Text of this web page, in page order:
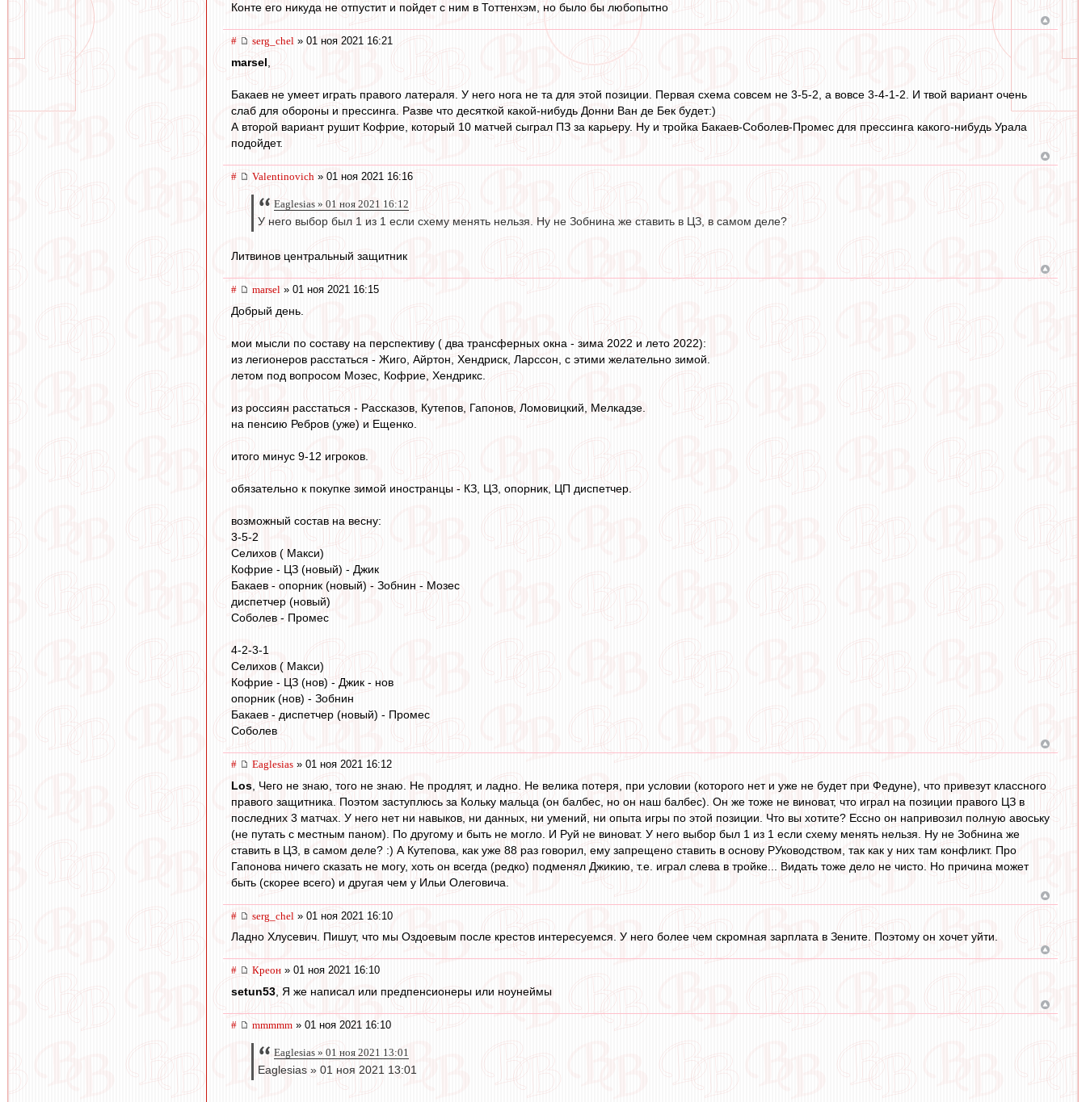
Конте его никуда не отпустит и пойдет с ним в Тоттенхэм, но было бы любопытно
# serg_chel » 01 ноя 2021 16:21
marsel
Бакаев не умеет играть правого латераля. У него нога не та для этой позиции. Первая схема совсем не 3-5-2, а вовсе 3-4-1-2. И твой вариант очень
слаб для обороны и прессинга. Разве что десяткой какой-нибудь Донни Ван де Бек будет:)
А второй вариант рушит Кофрие, который 10 матчей сыграл ПЗ за карьеру. Ну и тройка Бакаев-Соболев-Промес для прессинга какого-нибудь Урала
подойдет.
# Valentinovich » 01 ноя 2021 16:16
Eaglesias » 01 ноя 2021 16:12
У него выбор был 1 из 1 если схему менять нельзя. Ну не Зобнина же ставить в ЦЗ, в самом деле?
Литвинов центральный защитник
# marsel » 01 ноя 2021 16:15
Добрый день.
мои мысли по составу на перспективу ( два трансферных окна - зима 2022 и лето 2022):
из легионеров расстаться - Жиго, Айртон, Хендриск, Ларссон, с этими желательно зимой.
летом под вопросом Мозес, Кофрие, Хендрикс.
из россиян расстаться - Рассказов, Кутепов, Гапонов, Ломовицкий, Мелкадзе.
на пенсию Ребров (уже) и Ещенко.
итого минус 9-12 игроков.
обязательно к покупке зимой иностранцы - КЗ, ЦЗ, опорник, ЦП диспетчер.
возможный состав на весну:
3-5-2
Селихов ( Макси)
Кофрие - ЦЗ (новый) - Джик
Бакаев - опорник (новый) - Зобнин - Мозес
диспетчер (новый)
Соболев - Промес
4-2-3-1
Селихов ( Макси)
Кофрие - ЦЗ (нов) - Джик - нов
опорник (нов) - Зобнин
Бакаев - диспетчер (новый) - Промес
Соболев
# Eaglesias » 01 ноя 2021 16:12
Los , Чего не знаю, того не знаю. Не продлят, и ладно. Не велика потеря, при условии (которого нет и уже не будет при Федуне), что привезут классного
правого защитника. Поэтом заступлюсь за Кольку мальца (он балбес, но он наш балбес). Он же тоже не виноват, что играл на позиции правого ЦЗ в
последних 3 матчах. У него нет ни навыков, ни данных, ни умений, ни опыта игры по этой позиции. Что вы хотите? Ессно он напривозил полную авоську
(не путать с местным паном). По другому и быть не могло. И Руй не виноват. У него выбор был 1 из 1 если схему менять нельзя. Ну не Зобнина же
ставить в ЦЗ, в самом деле? :) А Кутепова, как уже 88 раз говорил, ему запрещено ставить в основу РУководством, так как у них там конфликт. Про
Гапонова ничего сказать не могу, хоть он всегда (редко) подменял Джикию, т.е. играл слева в тройке... Видать тоже дело не чисто. Но причина может
быть (скорее всего) и другая чем у Ильи Олеговича.
# serg_chel » 01 ноя 2021 16:10
Ладно Хлусевич. Пишут, что мы Оздоевым после крестов интересуемся. У него более чем скромная зарплата в Зените. Поэтому он хочет уйти.
# Креон » 01 ноя 2021 16:10
setun53 , Я же написал или предпенсионеры или ноунеймы
# mmmmm » 01 ноя 2021 16:10
Eaglesias » 01 ноя 2021 13:01
Eaglesias » 01 ноя 2021 13:01